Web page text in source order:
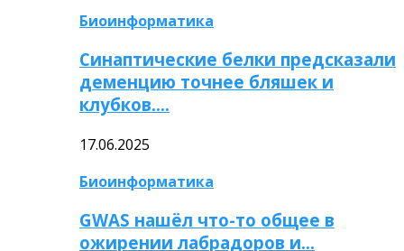
Биоинформатика
Синаптические белки предсказали
деменцию точнее бляшек и
клубков….
17.06.2025
Биоинформатика
GWAS нашёл что-то общее в
ожирении лабрадоров и…